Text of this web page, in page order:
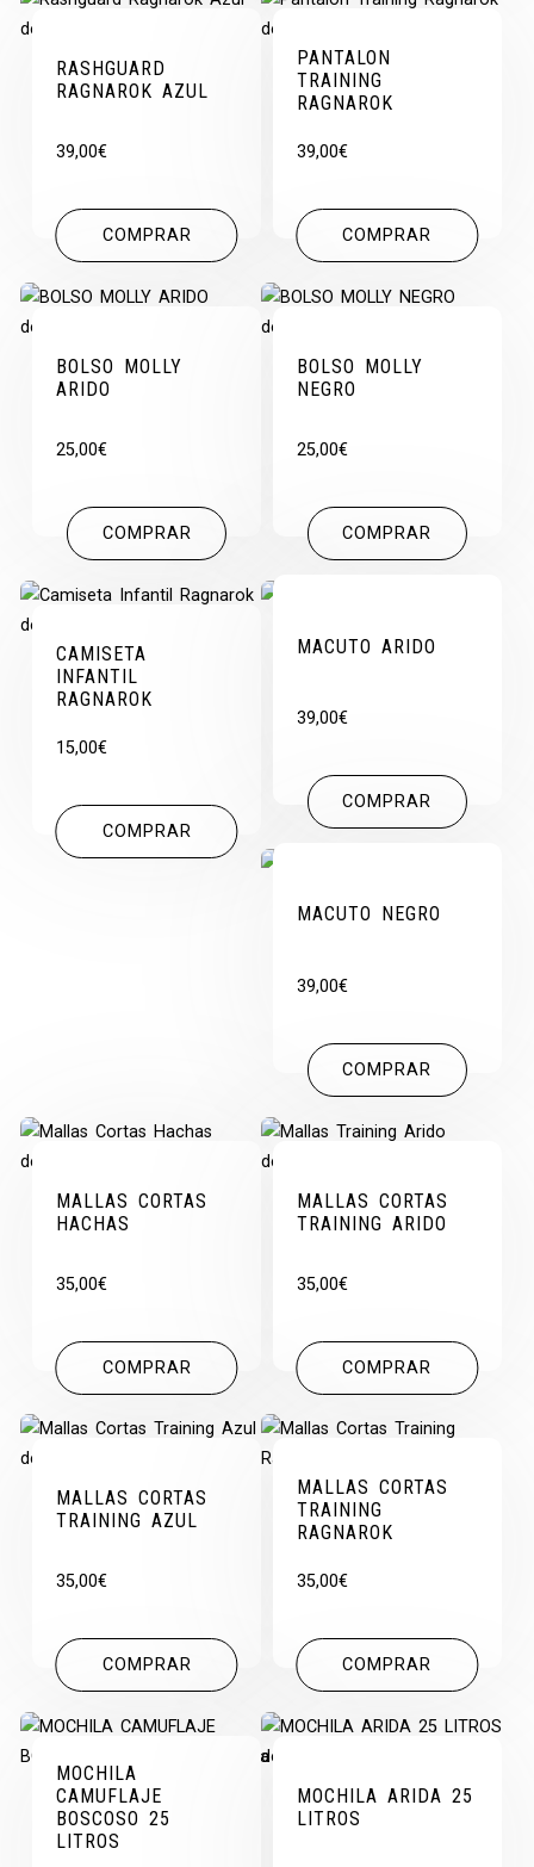
RASHGUARD
RAGNAROK AZUL
39,00€
COMPRAR
PANTALON
TRAINING
RAGNAROK
39,00€
COMPRAR
BOLSO MOLLY
ARIDO
25,00€
COMPRAR
BOLSO MOLLY
NEGRO
25,00€
COMPRAR
CAMISETA
INFANTIL
RAGNAROK
15,00€
COMPRAR
MACUTO ARIDO
39,00€
COMPRAR
MACUTO NEGRO
39,00€
COMPRAR
MALLAS CORTAS
HACHAS
35,00€
COMPRAR
MALLAS CORTAS
TRAINING ARIDO
35,00€
COMPRAR
MALLAS CORTAS
TRAINING AZUL
35,00€
COMPRAR
MALLAS CORTAS
TRAINING
RAGNAROK
35,00€
COMPRAR
MOCHILA
CAMUFLAJE
BOSCOSO 25
LITROS
MOCHILA ARIDA 25
LITROS